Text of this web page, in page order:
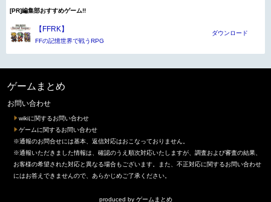
[PR]編集部おすすめゲーム!!
【FFRK】
FFの記憶世界で戦うRPG
ダウンロード
ゲームまとめ
お問い合わせ
wikiに関するお問い合わせ
ゲームに関するお問い合わせ
※通報のお問合せには基本、返信対応はおこなっておりません。
※通報いただきました情報は、確認のうえ順次対応いたしますが、調査および審査の結果、
お客様の希望された対応と異なる場合もございます。また、不正対応に関するお問い合わせ
にはお答えできませんので、あらかじめご了承ください。
produced by ゲームまとめ